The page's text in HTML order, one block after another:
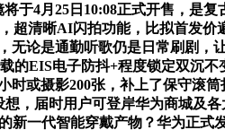
于4月25日10:08正式开售，是
超清晰AI闪拍功能，比拟首发价
无论是通勤听歌仍是日常刷剧，
的EIS电子防抖+程度锁定双沉不
时或摄影200张，补上了保守滚
，届时用户可登岸华为商城及
新一代智能穿戴产物？华为正式